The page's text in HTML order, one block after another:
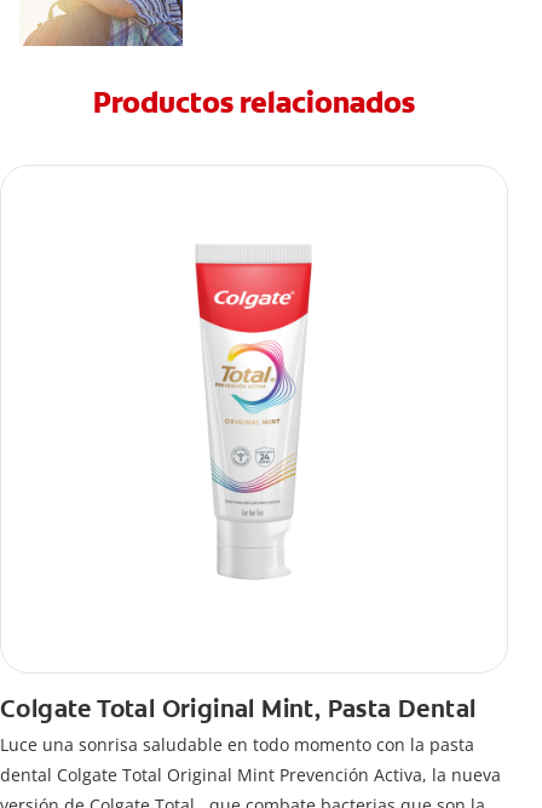
Productos relacionados
Colgate Total Original Mint, Pasta Dental
Luce una sonrisa saludable en todo momento con la pasta
dental Colgate Total Original Mint Prevención Activa, la nueva